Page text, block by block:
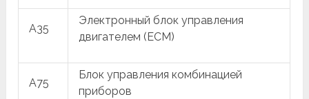
A35
Электронный блок управления
двигателем (ECM)
A75
Блок управления комбинацией
приборов